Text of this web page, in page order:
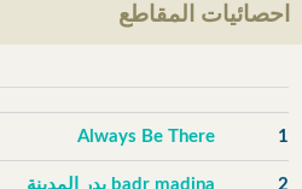
احصائيات المقاطع
1
Always Be There
2 badr madina بدر المدينة